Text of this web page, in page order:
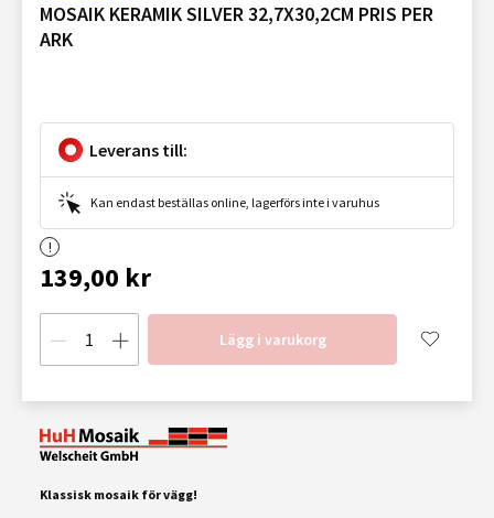
MOSAIK KERAMIK SILVER 32,7X30,2CM PRIS PER
ARK
Leverans till:
Kan endast beställas online, lagerförs inte i varuhus
139,00 kr
Lägg i varukorg
Klassisk mosaik för vägg!